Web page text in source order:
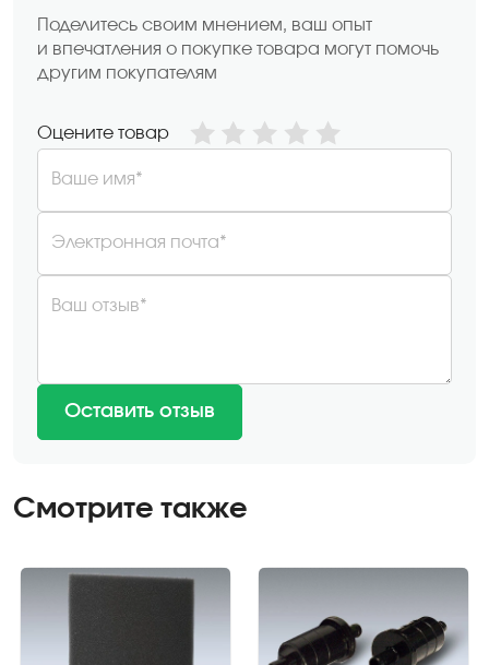
Поделитесь своим мнением, ваш опыт
и впечатления о покупке товара могут помочь
другим покупателям
Оцените товар
Ваше имя*
Электронная почта*
Ваш отзыв*
Оставить отзыв
Смотрите также